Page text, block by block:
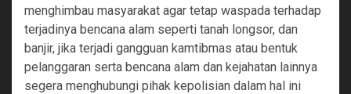
menghimbau masyarakat agar tetap waspada terhadap
terjadinya bencana alam seperti tanah longsor, dan
banjir, jika terjadi gangguan kamtibmas atau bentuk
pelanggaran serta bencana alam dan kejahatan lainnya
segera menghubungi pihak kepolisian dalam hal ini